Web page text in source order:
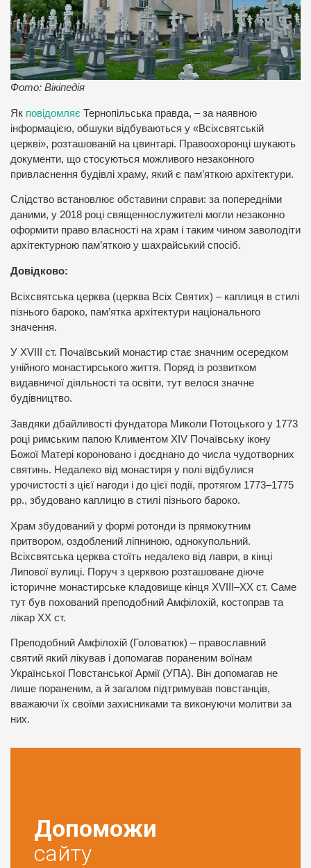
Фото: Вікіпедія
Як повідомляє Тернопільська правда, – за наявною
інформацією, обшуки відбуваються у «Всіхсвятській
церкві», розташованій на цвинтарі. Правоохоронці шукають
документи, що стосуються можливого незаконного
привласнення будівлі храму, який є пам’яткою архітектури.
Слідство встановлює обставини справи: за попередніми
даними, у 2018 році священнослужителі могли незаконно
оформити право власності на храм і таким чином заволодіти
архітектурною пам’яткою у шахрайський спосіб.
Довідково:
Всіхсвятська церква (церква Всіх Святих) – каплиця в стилі
пізнього бароко, пам’ятка архітектури національного
значення.
У XVIII ст. Почаївський монастир стає значним осередком
унійного монастирського життя. Поряд із розвитком
видавничої діяльності та освіти, тут велося значне
будівництво.
Завдяки дбайливості фундатора Миколи Потоцького у 1773
році римським папою Климентом XIV Почаївську ікону
Божої Матері короновано і доєднано до числа чудотворних
святинь. Недалеко від монастиря у полі відбулися
урочистості з цієї нагоди і до цієї події, протягом 1773–1775
рр., збудовано каплицю в стилі пізнього бароко.
Храм збудований у формі ротонди із прямокутним
притвором, оздоблений ліпниною, однокупольний.
Всіхсвятська церква стоїть недалеко від лаври, в кінці
Липової вулиці. Поруч з церквою розташоване діюче
історичне монастирське кладовище кінця XVІІІ–ХХ ст. Саме
тут був похований преподобний Амфілохій, костоправ та
лікар ХХ ст.
Преподобний Амфілохій (Головатюк) – православний
святий який лікував і допомагав пораненим воїнам
Української Повстанської Армії (УПА). Він допомагав не
лише пораненим, а й загалом підтримував повстанців,
вважаючи їх своїми захисниками та виконуючи молитви за
них.
Допоможи
сайту